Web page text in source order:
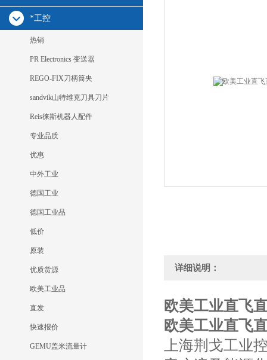
*工控
热销
PR Electronics 变送器
REGO-FIX刀柄筒夹
sandvik山特维克刀具刀片
Reis徕斯机器人配件
专业品质
优惠
中外工业
德国工业
德国工业品
低价
原装
优质货源
欧美工业品
直发
快速报价
GEMU盖米流量计
详细说明：
欧美工业直飞
欧美工业直飞
上海荆戈工业